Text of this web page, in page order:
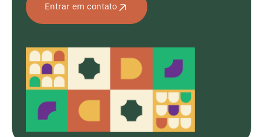
Entrar em contato